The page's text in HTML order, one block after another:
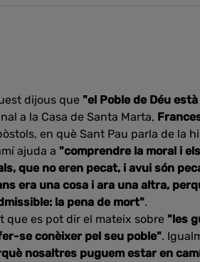
dijous que "el Poble de Déu
a la Casa de Santa Marta,
en què Sant Pau parla de la
ajuda a "comprendre la moral i
que no eren pecat, i avui són
era una cosa i ara una altra,
la pena de mort".
que es pot dir el mateix sobre "les
se conèixer pel seu poble".
nosaltres puguem estar en